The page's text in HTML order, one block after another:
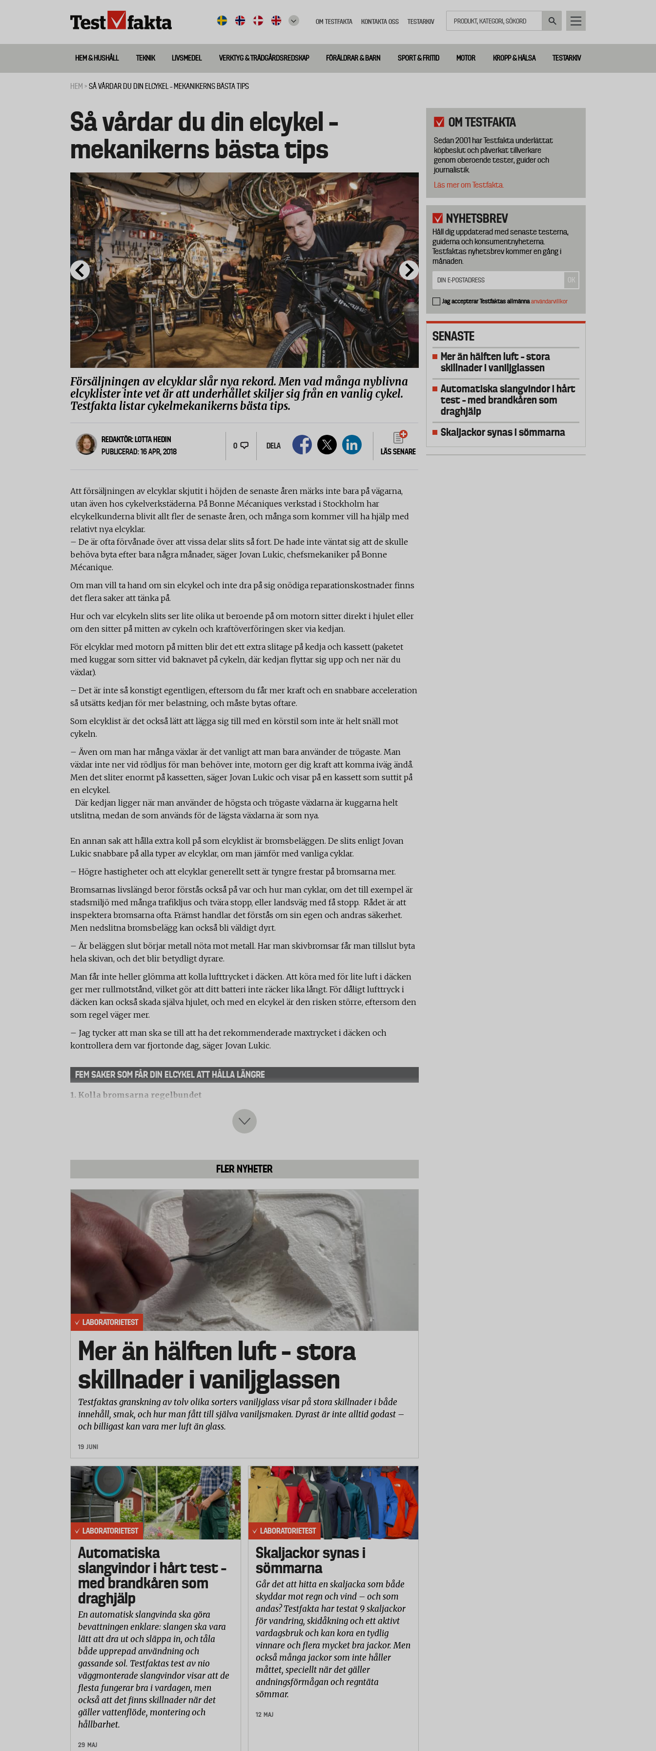
meny
OM TESTFAKTA KONTAKTA OSS TESTARKIV
Huvudmeny
ny
HEM & HUSHÅLL TEKNIK LIVSMEDEL VERKTYG & TRÄDGÅRDSREDSKAP FÖRÄLDRAR & BARN SPORT & FRITID MOTOR KROPP & HÄLSA TESTARKIV
HEM SÅ VÅRDAR DU DIN ELCYKEL – MEKANIKERNS BÄSTA TIPS
Så vårdar du din elcykel –
mekanikerns bästa tips
Försäljningen av elcyklar slår nya rekord. Men vad många nyblivna
elcyklister inte vet är att underhållet skiljer sig från en vanlig cykel.
Testfakta listar cykelmekanikerns bästa tips.
REDAKTÖR: LOTTA HEDIN
PUBLICERAD: 16 APR, 2018
0 DELA
LÄS SENARE
Att försäljningen av elcyklar skjutit i höjden de senaste åren märks inte bara på vägarna,
utan även hos cykelverkstäderna. På Bonne Mécaniques verkstad i Stockholm har
elcykelkunderna blivit allt fler de senaste åren, och många som kommer vill ha hjälp med
relativt nya elcyklar.
– De är ofta förvånade över att vissa delar slits så fort. De hade inte väntat sig att de skulle
behöva byta efter bara några månader, säger Jovan Lukic, chefsmekaniker på Bonne
Mécanique.
Om man vill ta hand om sin elcykel och inte dra på sig onödiga reparationskostnader finns
det flera saker att tänka på.
Hur och var elcykeln slits ser lite olika ut beroende på om motorn sitter direkt i hjulet eller
om den sitter på mitten av cykeln och kraftöverföringen sker via kedjan.
För elcyklar med motorn på mitten blir det ett extra slitage på kedja och kassett (paketet
med kuggar som sitter vid baknavet på cykeln, där kedjan flyttar sig upp och ner när du
växlar).
– Det är inte så konstigt egentligen, eftersom du får mer kraft och en snabbare acceleration
så utsätts kedjan för mer belastning, och måste bytas oftare.
Som elcyklist är det också lätt att lägga sig till med en körstil som inte är helt snäll mot
cykeln.
– Även om man har många växlar är det vanligt att man bara använder de trögaste. Man
växlar inte ner vid rödljus för man behöver inte, motorn ger dig kraft att komma iväg ändå.
Men det sliter enormt på kassetten, säger Jovan Lukic och visar på en kassett som suttit på
en elcykel.
Där kedjan ligger när man använder de högsta och trögaste växlarna är kuggarna helt
utslitna, medan de som används för de lägsta växlarna är som nya.
En annan sak att hålla extra koll på som elcyklist är bromsbeläggen. De slits enligt Jovan
Lukic snabbare på alla typer av elcyklar, om man jämför med vanliga cyklar.
– Högre hastigheter och att elcyklar generellt sett är tyngre frestar på bromsarna mer.
Bromsarnas livslängd beror förstås också på var och hur man cyklar, om det till exempel är
stadsmiljö med många trafikljus och tvära stopp, eller landsväg med få stopp. Rådet är att
inspektera bromsarna ofta. Främst handlar det förstås om sin egen och andras säkerhet.
Men nedslitna bromsbelägg kan också bli väldigt dyrt.
– Är beläggen slut börjar metall nöta mot metall. Har man skivbromsar får man tillslut byta
hela skivan, och det blir betydligt dyrare.
Man får inte heller glömma att kolla lufttrycket i däcken. Att köra med för lite luft i däcken
ger mer rullmotstånd, vilket gör att ditt batteri inte räcker lika långt. För dåligt lufttryck i
däcken kan också skada själva hjulet, och med en elcykel är den risken större, eftersom den
som regel väger mer.
– Jag tycker att man ska se till att ha det rekommenderade maxtrycket i däcken och
kontrollera dem var fjortonde dag, säger Jovan Lukic.
FEM SAKER SOM FÅR DIN ELCYKEL ATT HÅLLA LÄNGRE
1. Kolla bromsarna regelbundet
Bromsbeläggen slits som regel ut snabbare på elcyklar än vanliga cyklar.
Smörj ofta, cirka en gång i veckan (varierar beroende på användning).
Då håller kassetten (som är krångligare och dyrare att byta) längre.
På elcyklar med motorn på mitten slits kedjan som regel snabbare än på vanliga cyklar.
Redan efter cirka 120 mil kan det vara dags att byta. På elcyklar med motorn i fram eller
bakhjulet håller kedjan däremot ofta längre än på vanliga cyklar. Det finns smarta
kedjemätningsverktyg man kan använda för att se om kedjan behöver bytas.
4. Växla ner!
Även om du har många växlar är det är lätt att bara använda de högre. Se till att växla ner vid
trafikljusen och andra stopp så att du inte startar med hög växel i, det sliter mindre. Detta
gäller framför allt elcyklar med motorn på mitten.
5. Kolla luften i däcken ofta
Även om det inte läcker ut luft kan lufttrycket i däcken ändras, till exempel av skiftningar i
utomhustemperaturen. Kontrollera trycket regelbundet. Se till att ha en bra golvpump med
mätare som visar när däcktrycket är korrekt.
FLER NYHETER
LABORATORIETEST
Mer än hälften luft – stora
skillnader i vaniljglassen
Testfaktas granskning av tolv olika sorters vaniljglass visar på stora skillnader i både
innehåll, smak, och hur man fått till själva vaniljsmaken. Dyrast är inte alltid godast –
och billigast kan vara mer luft än glass.
19 JUNI
LABORATORIETEST
Automatiska
slangvindor i hårt test –
med brandkåren som
draghjälp
En automatisk slangvinda ska göra
bevattningen enklare: slangen ska vara
lätt att dra ut och släppa in, och tåla
både upprepad användning och
gassande sol. Testfaktas test av nio
väggmonterade slangvindor visar att de
flesta fungerar bra i vardagen, men
också att det finns skillnader när det
gäller vattenflöde, montering och
hållbarhet.
29 MAJ
LABORATORIETEST
Skaljackor synas i
sömmarna
Går det att hitta en skaljacka som både
skyddar mot regn och vind – och som
andas? Testfakta har testat 9 skaljackor
för vandring, skidåkning och ett aktivt
vardagsbruk och kan kora en tydlig
vinnare och flera mycket bra jackor. Men
också många jackor som inte håller
måttet, speciellt när det gäller
andningsförmågan och regntäta
sömmar.
12 MAJ
OM TESTFAKTA
Sedan 2001 har Testfakta underlättat
köpbeslut och påverkat tillverkare
genom oberoende tester, guider och
journalistik.
Läs mer om Testfakta.
NYHETSBREV
Håll dig uppdaterad med senaste testerna,
guiderna och konsumentnyheterna.
Testfaktas nyhetsbrev kommer en gång i
månaden.
Jag accepterar Testfaktas allmännaanvändarvillkor
SENASTE
Mer än hälften luft – stora
skillnader i vaniljglassen
Automatiska slangvindor i hårt
test – med brandkåren som
draghjälp
Skaljackor synas i sömmarna